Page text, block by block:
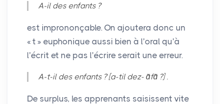
A-il des enfants ?
est imprononçable. On ajoutera donc un
« t » euphonique aussi bien à l’oral qu’à
l’écrit et ne pas l’écrire serait une erreur.
A-t-il des enfants ? [a-til dez- ɑ̃fɑ̃ ?] .
De surplus, les apprenants saisissent vite